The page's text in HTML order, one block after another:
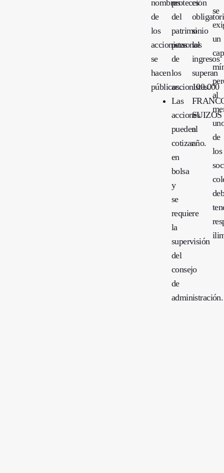
nombres
de
los
accionistas
se
hacen
públicos.
protección
del
patrimonio
personal
de
los
accionistas.
Las
acciones
pueden
cotizar
en
bolsa
y
se
requiere
la
supervisión
del
consejo
de
administración.
es
si
los
ingresos
superan
100.000
SUIZOS
al
año.
se
un
al
de
los